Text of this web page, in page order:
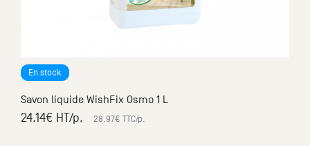
En stock
Savon liquide WishFix Osmo 1 L
24.14€ HT/p. 28.97€ TTC/p.